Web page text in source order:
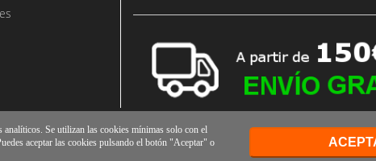
Se utilizan las cookies mínimas solo con el
aceptar las cookies pulsando el botón "Aceptar" o